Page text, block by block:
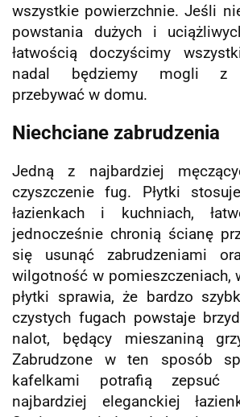
wszystkie powierzchnie. Jeśli
powstania dużych i
łatwością doczyścimy
nadal będziemy mogli z
przebywać w domu.
Niechciane zabrudzenia
Jedną z najbardziej
czyszczenie fug. Płytki
łazienkach i kuchniach,
jednocześnie chronią ścianę
się usunąć zabrudzeniami
wilgotność w pomieszczeniach,
płytki sprawia, że bardzo
czystych fugach powstaje
nalot, będący mieszaniną
Zabrudzone w ten sposób
kafelkami potrafią zepsuć
najbardziej eleganckiej